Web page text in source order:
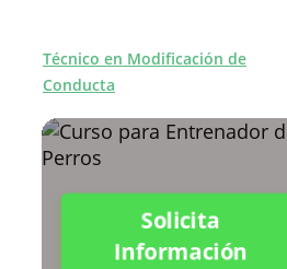
Técnico en Modificación de
Conducta
Solicita
Información